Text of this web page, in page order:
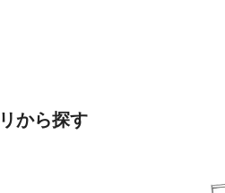
から探す